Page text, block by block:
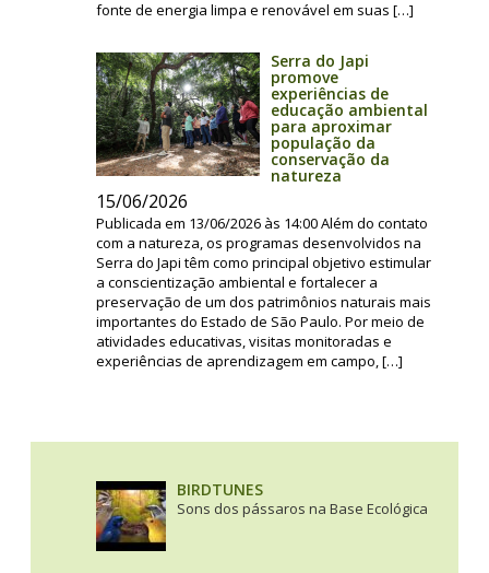
fonte de energia limpa e renovável em suas […]
Serra do Japi
promove
experiências de
educação ambiental
para aproximar
população da
conservação da
natureza
15/06/2026
Publicada em 13/06/2026 às 14:00 Além do contato
com a natureza, os programas desenvolvidos na
Serra do Japi têm como principal objetivo estimular
a conscientização ambiental e fortalecer a
preservação de um dos patrimônios naturais mais
importantes do Estado de São Paulo. Por meio de
atividades educativas, visitas monitoradas e
experiências de aprendizagem em campo, […]
BIRDTUNES
Sons dos pássaros na Base Ecológica